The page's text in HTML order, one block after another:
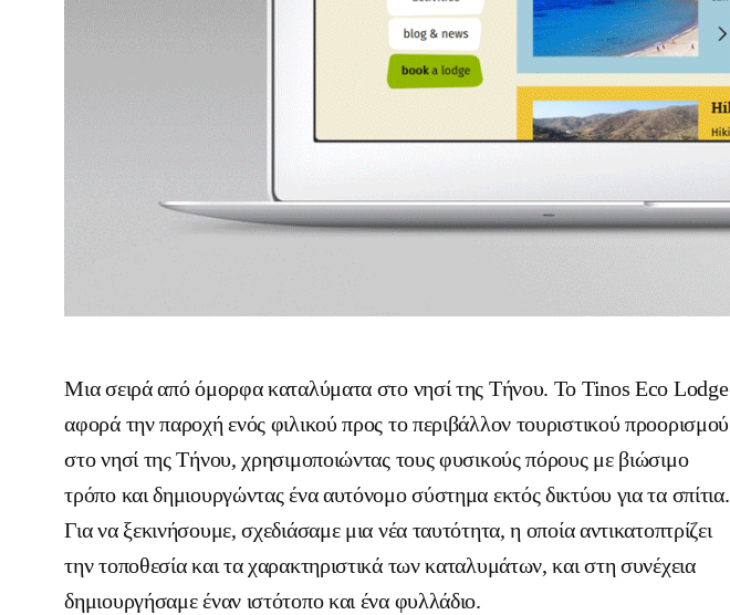
Μια σειρά από όμορφα καταλύματα στο νησί της Τήνου. Το Tinos Eco Lodge
αφορά την παροχή ενός φιλικού προς το περιβάλλον τουριστικού προορισμού
στο νησί της Τήνου, χρησιμοποιώντας τους φυσικούς πόρους με βιώσιμο
τρόπο και δημιουργώντας ένα αυτόνομο σύστημα εκτός δικτύου για τα σπίτια.
Για να ξεκινήσουμε, σχεδιάσαμε μια νέα ταυτότητα, η οποία αντικατοπτρίζει
την τοποθεσία και τα χαρακτηριστικά των καταλυμάτων, και στη συνέχεια
δημιουργήσαμε έναν ιστότοπο και ένα φυλλάδιο.